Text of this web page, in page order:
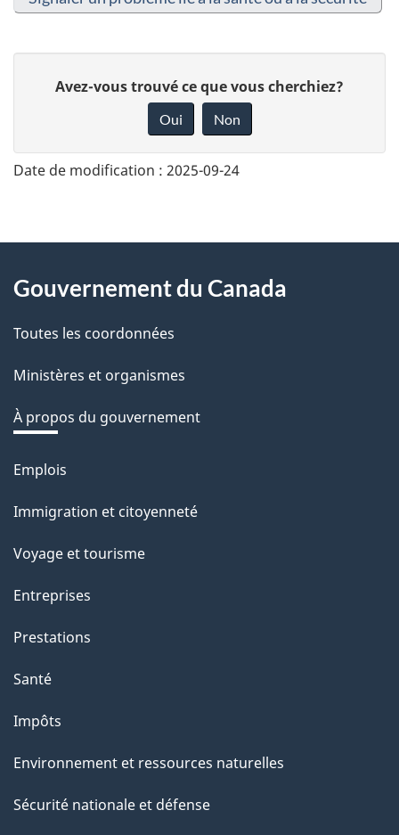
n
v
o
t
r
r
é
t
r
a
c
i
o
s
u
c
e
Avez-vous trouvé ce que vous cherchiez?
Oui Non
Date de modification : 2025-09-24
About
this
site
Gouvernement du Canada
Toutes les coordonnées
Ministères et organismes
À propos du gouvernement
Thèmes
sujets
Emplois
Immigration et citoyenneté
Voyage et tourisme
Entreprises
Prestations
Santé
Impôts
Environnement et ressources naturelles
Sécurité nationale et défense